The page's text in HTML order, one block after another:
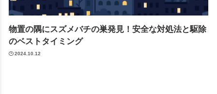
物置の隅にスズメバチの巣発見！安全な対処法と駆除
のベストタイミング
2024.10.12